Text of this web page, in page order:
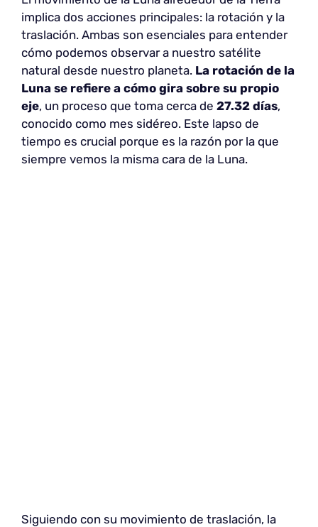
implica dos acciones principales: la rotación y la
traslación. Ambas son esenciales para entender
cómo podemos observar a nuestro satélite
natural desde nuestro planeta. La rotación de la
Luna se refiere a cómo gira sobre su propio
eje, un proceso que toma cerca de 27.32 días,
conocido como mes sidéreo. Este lapso de
tiempo es crucial porque es la razón por la que
siempre vemos la misma cara de la Luna.
Siguiendo con su movimiento de traslación, la